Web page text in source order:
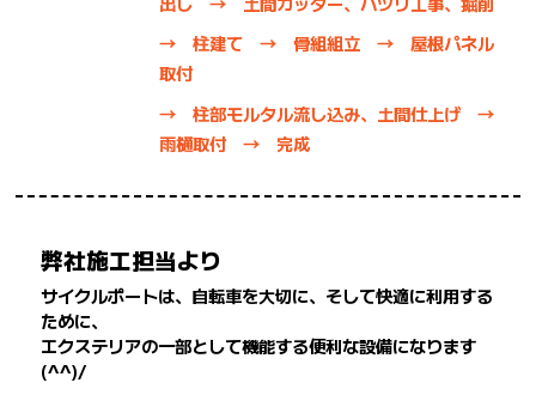
→ 柱建て → 骨組組立 → 屋根パネル
取付
→ 柱部モルタル流し込み、土間仕上げ →
雨樋取付 → 完成
弊社施工担当より
サイクルポートは、自転車を大切に、そして快適に利用する
ために、
エクステリアの一部として機能する便利な設備になります
(^^)/